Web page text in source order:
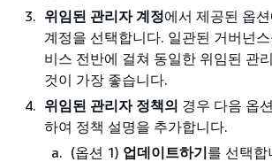
위임된 관리자 계정에서 제공된 옵
계정을 선택합니다. 일관된 거버넌
비스 전반에 걸쳐 동일한 위임된 관
것이 가장 좋습니다.
위임된 관리자 정책의 경우 다음 옵
하여 정책 설명을 추가합니다.
(옵션 1) 업데이트하기를 선택합